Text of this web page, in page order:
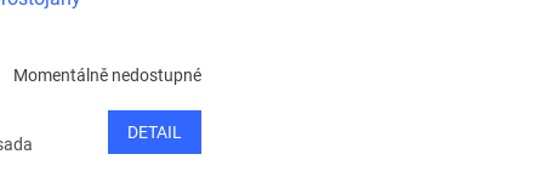
Momentálně nedostupné
DETAIL